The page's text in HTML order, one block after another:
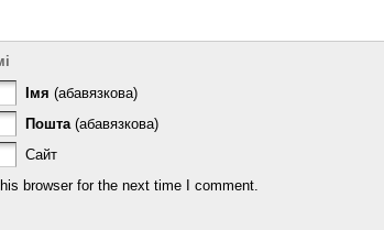
Імя (абавязкова)
Пошта(абавязкова)
Сайт
browser for the next time I comment.